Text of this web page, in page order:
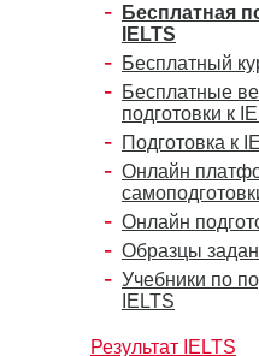
Бесплатная
IELTS
Бесплатный
Бесплатные
подготовки к
Подготовка к
Онлайн
Онлайн
Образцы
Учебники по
IELTS
Результат IELTS